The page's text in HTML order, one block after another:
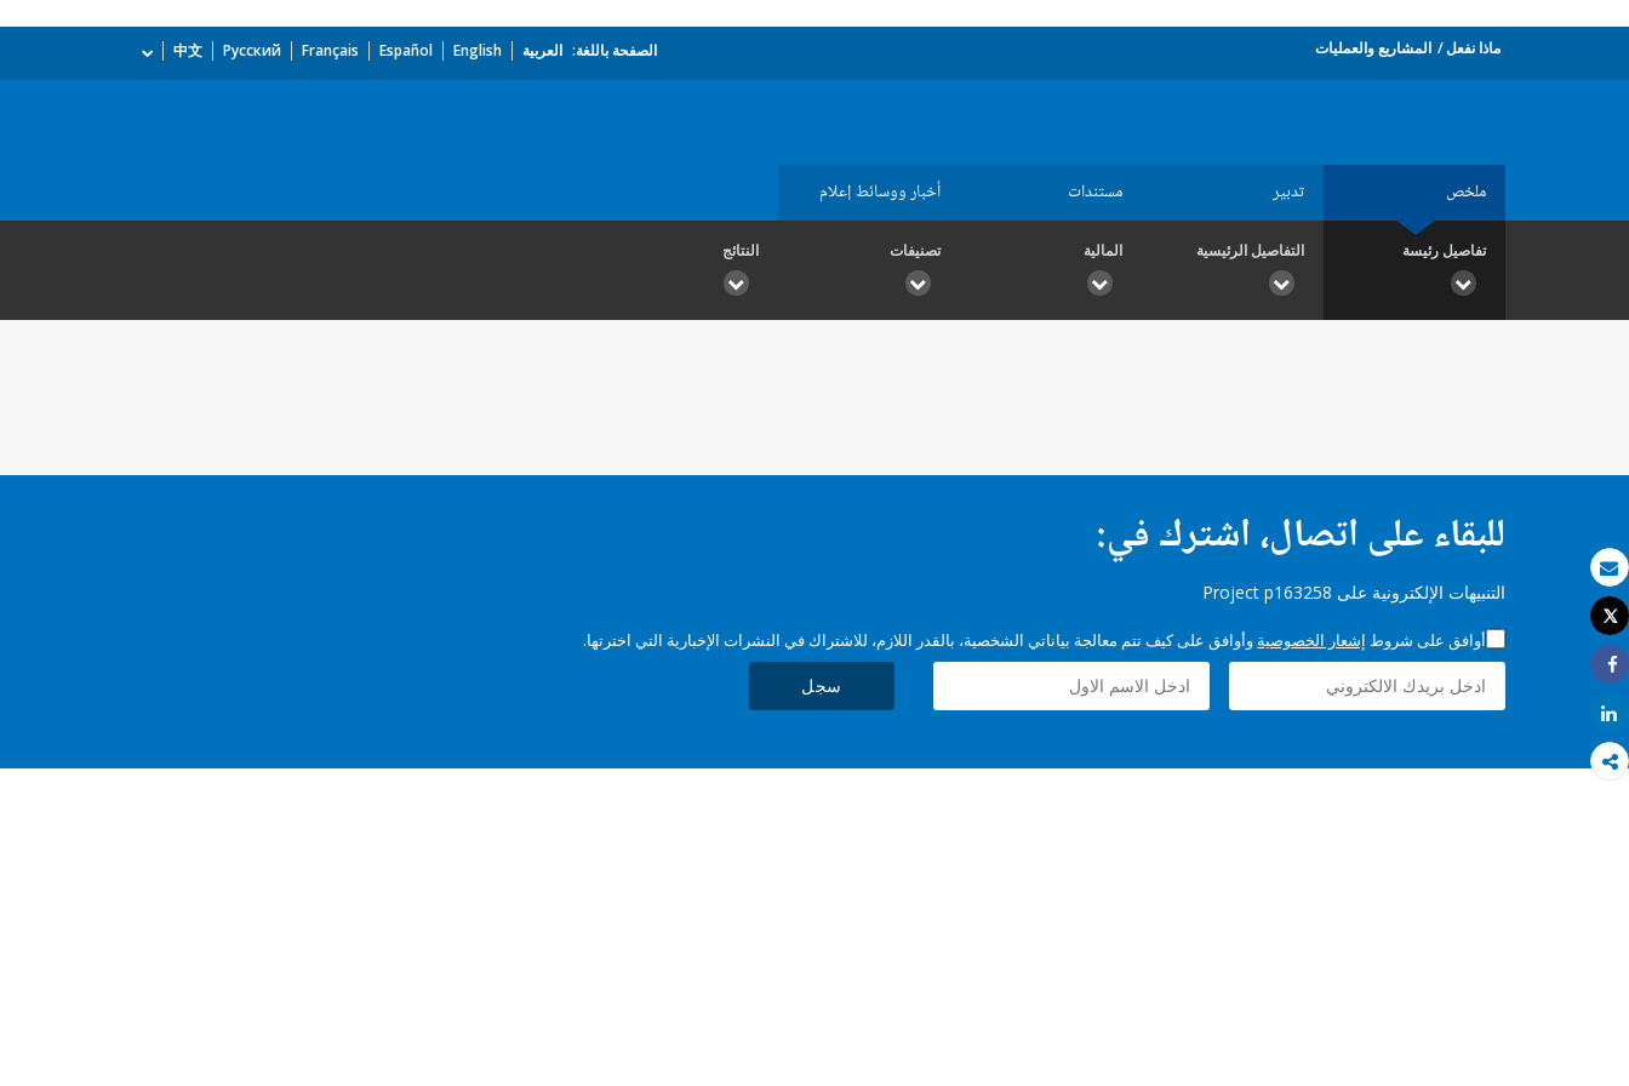
بريد الكتروني
طباعة
Tweet
Share
Share
ماذا نفعل المشاريع والعمليات الصفحة باللغة: العربية English
Español
Français
Русский
中文
ملخص تدبير مستندات أخبار ووسائط إعلام
تفاصيل رئيسة التفاصيل الرئيسية المالية تصنيفات النتائج
للبقاء على اتصال، اشترك في:
التنبيهات الإلكترونية على Project p163258
أوافق على شروط إشعار الخصوصية وأوافق على كيف تتم معالجة بياناتي الشخصية، بالقدر اللازم، للاشتراك في النشرات الإخبارية التي اخترتها.
سجل